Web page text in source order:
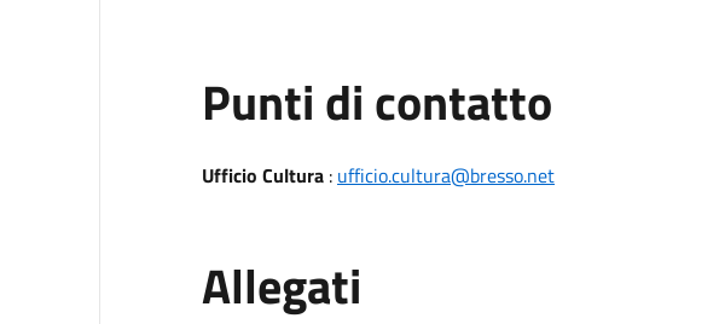
Punti di contatto
Ufficio Cultura: ufficio.cultura@bresso.net
Allegati